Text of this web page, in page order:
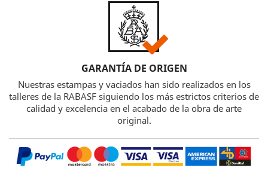
GARANTÍA DE ORIGEN
Nuestras estampas y vaciados han sido realizados en los
talleres de la RABASF siguiendo los más estrictos criterios de
calidad y excelencia en el acabado de la obra de arte
original.